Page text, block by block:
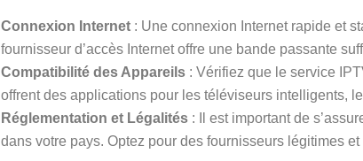
Connexion Internet : Une connexion Internet rapide et
fournisseur d’accès Internet offre une bande passante
Compatibilité des Appareils : Vérifiez que le service
offrent des applications pour les téléviseurs intelligents,
Réglementation et Légalités : Il est important de
dans votre pays. Optez pour des fournisseurs légitimes